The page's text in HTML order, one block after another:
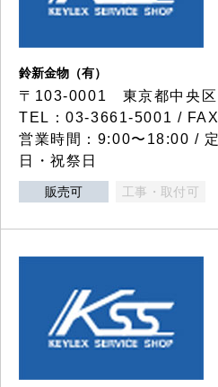
鈴新金物（有）
〒103-0001 東京都中央区
TEL：03-3661-5001 /
営業時間：9:00〜18:00 /
日・祝祭日
販売可 工事・取付可